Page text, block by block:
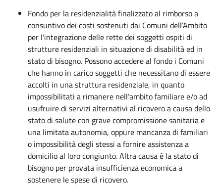
Fondo per la residenzialità finalizzato al rimborso a
consuntivo dei costi sostenuti dai Comuni dell’Ambito
per l'integrazione delle rette dei soggetti ospiti di
strutture residenziali in situazione di disabilità ed in
stato di bisogno. Possono accedere al fondo i Comuni
che hanno in carico soggetti che necessitano di essere
accolti in una struttura residenziale, in quanto
impossibilitati a rimanere nell’ambito familiare e/o ad
usufruire di servizi alternativi al ricovero a causa dello
stato di salute con grave compromissione sanitaria e
una limitata autonomia, oppure mancanza di familiari
o impossibilità degli stessi a fornire assistenza a
domicilio al loro congiunto. Altra causa è la stato di
bisogno per provata insufficienza economica a
sostenere le spese di ricovero.